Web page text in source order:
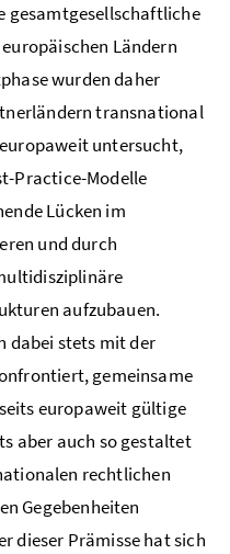
gesamtgesellschaftliche
Ländern
wurden daher
transnational
untersucht,
Practice-Modelle
Lücken im
und durch
aufzubauen.
dabei stets mit der
gemeinsame
europaweit gültige
aber auch so gestaltet
rechtlichen
Gegebenheiten
dieser Prämisse hat sich